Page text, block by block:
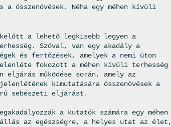
összenövések. Néha egy méhen kívüli
a lehető legkisebb legyen a
Szóval, van egy akadály a
és fertőzések, amelyek a nemi úton
fokozott a méhen kívüli terhesség
működése során, amely az
kimutatására összenövések a
sebészeti eljárást.
a kutatók számára egy méhen
az egészségre, a helyes utat az élet,